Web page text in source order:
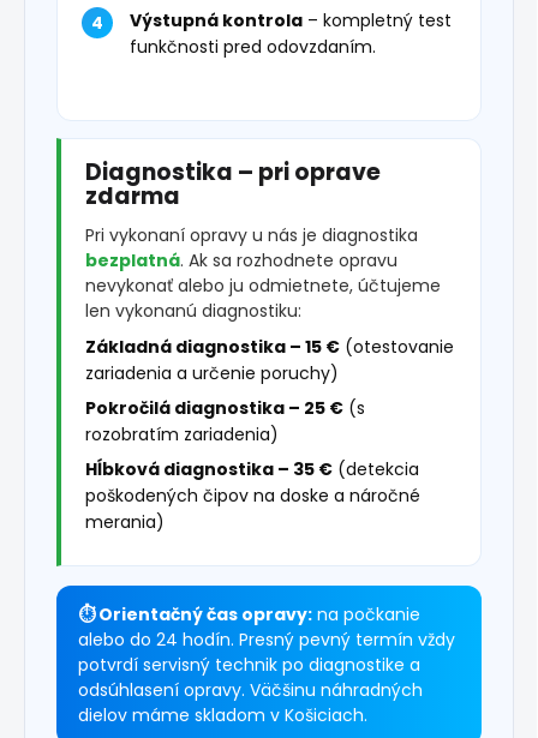
Výstupná kontrola – kompletný test
funkčnosti pred odovzdaním.
Diagnostika – pri oprave
zdarma
Pri vykonaní opravy u nás je diagnostika
bezplatná. Ak sa rozhodnete opravu
nevykonať alebo ju odmietnete, účtujeme
len vykonanú diagnostiku:
Základná diagnostika – 15 € (otestovanie
zariadenia a určenie poruchy)
Pokročilá diagnostika – 25 € (s
rozobratím zariadenia)
Hĺbková diagnostika – 35 € (detekcia
poškodených čipov na doske a náročné
merania)
⏱ Orientačný čas opravy: na počkanie
alebo do 24 hodín. Presný pevný termín vždy
potvrdí servisný technik po diagnostike a
odsúhlasení opravy. Väčšinu náhradných
dielov máme skladom v Košiciach.